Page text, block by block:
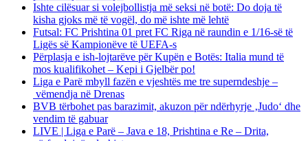
Ishte cilësuar si volejbollistja më seksi në botë: Do doja të
kisha gjoks më të vogël, do më ishte më lehtë
Futsal: FC Prishtina 01 pret FC Riga në raundin e 1/16-së të
Ligës së Kampionëve të UEFA-s
Përplasja e ish-lojtarëve për Kupën e Botës: Italia mund të
mos kualifikohet – Kepi i Gjelbër po!
Liga e Parë mbyll fazën e vjeshtës me tre superndeshje –
vëmendja në Drenas
BVB tërbohet pas barazimit, akuzon për ndërhyrje ‚Judo‘ dhe
vendim të gabuar
LIVE | Liga e Parë – Java e 18, Prishtina e Re – Drita,